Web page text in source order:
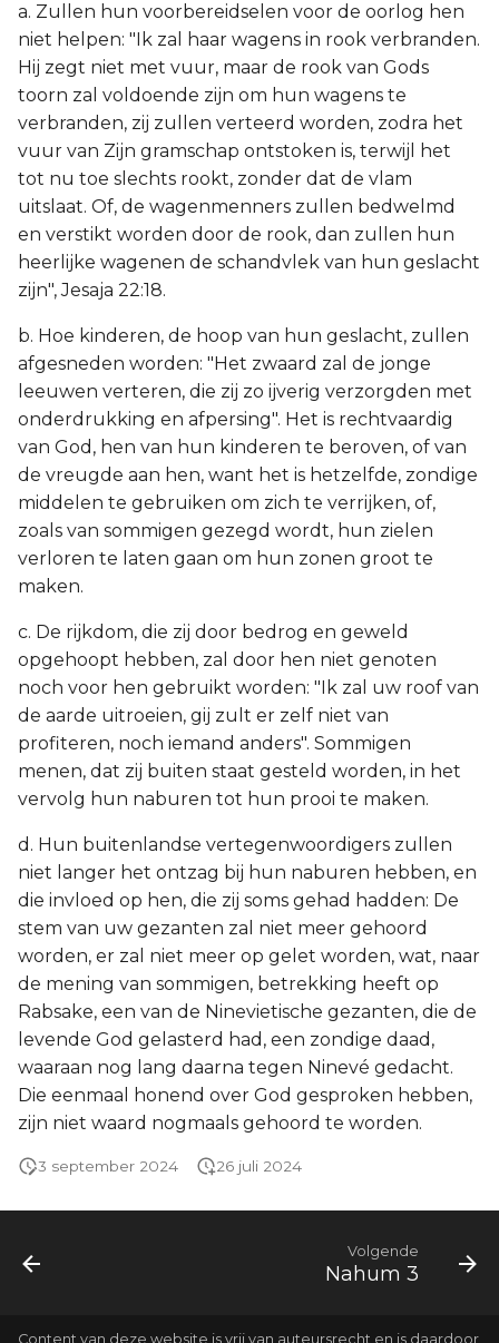
a. Zullen hun voorbereidselen voor de oorlog hen
niet helpen: "Ik zal haar wagens in rook verbranden.
Hij zegt niet met vuur, maar de rook van Gods
toorn zal voldoende zijn om hun wagens te
verbranden, zij zullen verteerd worden, zodra het
vuur van Zijn gramschap ontstoken is, terwijl het
tot nu toe slechts rookt, zonder dat de vlam
uitslaat. Of, de wagenmenners zullen bedwelmd
en verstikt worden door de rook, dan zullen hun
heerlijke wagenen de schandvlek van hun geslacht
zijn", Jesaja 22:18.
b. Hoe kinderen, de hoop van hun geslacht, zullen
afgesneden worden: "Het zwaard zal de jonge
leeuwen verteren, die zij zo ijverig verzorgden met
onderdrukking en afpersing". Het is rechtvaardig
van God, hen van hun kinderen te beroven, of van
de vreugde aan hen, want het is hetzelfde, zondige
middelen te gebruiken om zich te verrijken, of,
zoals van sommigen gezegd wordt, hun zielen
verloren te laten gaan om hun zonen groot te
maken.
c. De rijkdom, die zij door bedrog en geweld
opgehoopt hebben, zal door hen niet genoten
noch voor hen gebruikt worden: "Ik zal uw roof van
de aarde uitroeien, gij zult er zelf niet van
profiteren, noch iemand anders". Sommigen
menen, dat zij buiten staat gesteld worden, in het
vervolg hun naburen tot hun prooi te maken.
d. Hun buitenlandse vertegenwoordigers zullen
niet langer het ontzag bij hun naburen hebben, en
die invloed op hen, die zij soms gehad hadden: De
stem van uw gezanten zal niet meer gehoord
worden, er zal niet meer op gelet worden, wat, naar
de mening van sommigen, betrekking heeft op
Rabsake, een van de Ninevietische gezanten, die de
levende God gelasterd had, een zondige daad,
waaraan nog lang daarna tegen Ninevé gedacht.
Die eenmaal honend over God gesproken hebben,
zijn niet waard nogmaals gehoord te worden.
3 september 2024 26 juli 2024
Volgende
Nahum 3
Content van deze website is vrij van auteursrecht en is daardoor